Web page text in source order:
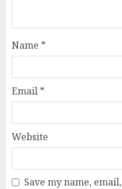
Name *
Email *
Website
Save my name,